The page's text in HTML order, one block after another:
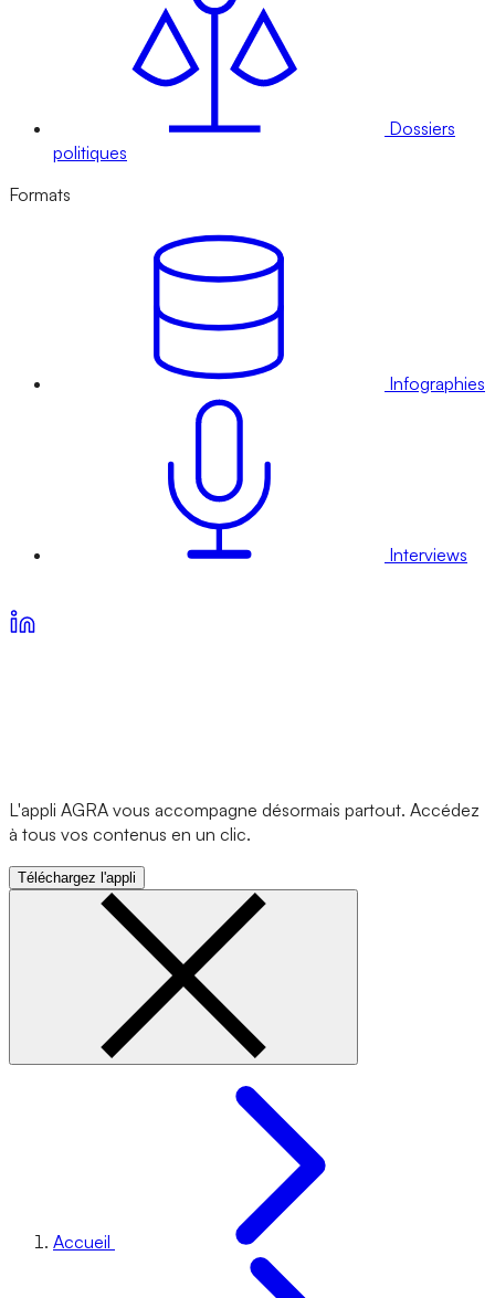
Dossiers
politiques
Formats
Infographies
Interviews
L'appli AGRA vous accompagne désormais partout. Accédez
à tous vos contenus en un clic.
Téléchargez l'appli
Accueil